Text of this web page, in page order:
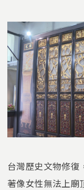
台灣歷史文物修復
著像女性無法上廟